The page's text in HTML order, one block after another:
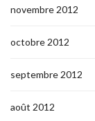
novembre 2012
octobre 2012
septembre 2012
août 2012